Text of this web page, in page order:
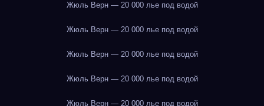
Жюль Верн — 20 000 лье под водой
Жюль Верн — 20 000 лье под водой
Жюль Верн — 20 000 лье под водой
Жюль Верн — 20 000 лье под водой
Жюль Верн — 20 000 лье под водой